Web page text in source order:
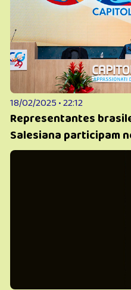
18/02/2025 • 22:12
Representantes
Salesiana participam